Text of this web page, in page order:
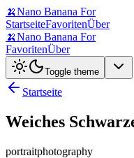
🍌Nano Banana For
StartseiteFavoritenÜber
🍌Nano Banana For
FavoritenÜber
Toggle theme
Startseite
Weiches
portraitphotography